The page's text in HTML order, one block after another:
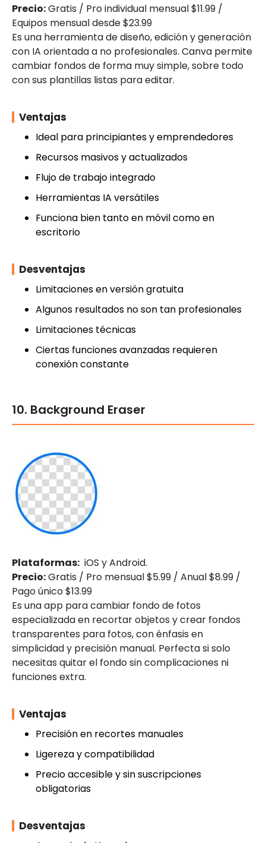
Precio:Gratis / Pro individual mensual $11.99 /
Equipos mensual desde $23.99
Es una herramienta de diseño, edición y generación
con IA orientada a no profesionales. Canva permite
cambiar fondos de forma muy simple, sobre todo
con sus plantillas listas para editar.
Ventajas
Ideal para principiantes y emprendedores
Recursos masivos y actualizados
Flujo de trabajo integrado
Herramientas IA versátiles
Funciona bien tanto en móvil como en
escritorio
Desventajas
Limitaciones en versión gratuita
Algunos resultados no son tan profesionales
Limitaciones técnicas
Ciertas funciones avanzadas requieren
conexión constante
10. Background Eraser
Plataformas: iOS y Android.
Precio:Gratis / Pro mensual $5.99 / Anual $8.99 /
Pago único $13.99
Es una app para cambiar fondo de fotos
especializada en recortar objetos y crear fondos
transparentes para fotos, con énfasis en
simplicidad y precisión manual. Perfecta si solo
necesitas quitar el fondo sin complicaciones ni
funciones extra.
Ventajas
Precisión en recortes manuales
Ligereza y compatibilidad
Precio accesible y sin suscripciones
obligatorias
Desventajas